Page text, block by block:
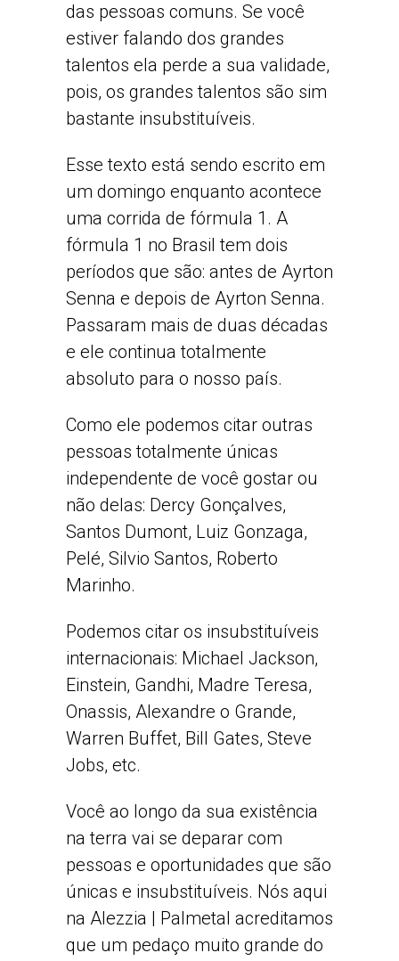
das pessoas comuns. Se você
estiver falando dos grandes
talentos ela perde a sua validade,
pois, os grandes talentos são sim
bastante insubstituíveis.
Esse texto está sendo escrito em
um domingo enquanto acontece
uma corrida de fórmula 1. A
fórmula 1 no Brasil tem dois
períodos que são: antes de Ayrton
Senna e depois de Ayrton Senna.
Passaram mais de duas décadas
e ele continua totalmente
absoluto para o nosso país.
Como ele podemos citar outras
pessoas totalmente únicas
independente de você gostar ou
não delas: Dercy Gonçalves,
Santos Dumont, Luiz Gonzaga,
Pelé, Silvio Santos, Roberto
Marinho.
Podemos citar os insubstituíveis
internacionais: Michael Jackson,
Einstein, Gandhi, Madre Teresa,
Onassis, Alexandre o Grande,
Warren Buffet, Bill Gates, Steve
Jobs, etc.
Você ao longo da sua existência
na terra vai se deparar com
pessoas e oportunidades que são
únicas e insubstituíveis. Nós aqui
na Alezzia | Palmetal acreditamos
que um pedaço muito grande do